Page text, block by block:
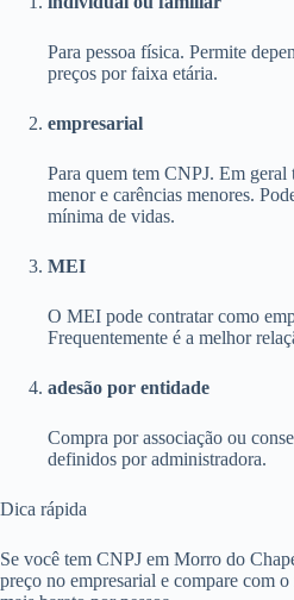
Para pessoa física. Permite
preços por faixa etária.
empresarial
Para quem tem CNPJ. Em
menor e carências menores.
mínima de vidas.
MEI
O MEI pode contratar como
Frequentemente é a melhor
adesão por entidade
Compra por associação ou
definidos por administradora.
Dica rápida
Se você tem CNPJ em Morro do
preço no empresarial e compare com